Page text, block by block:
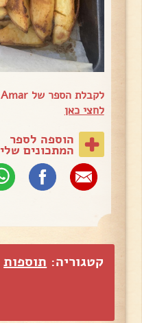
לקבלת הספר של Serah Oshrith Amar במייל
לחצי כאן
הוספה לספר
המתכונים שלי
קטגוריה: תוספות